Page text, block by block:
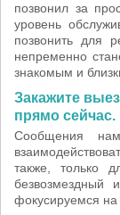
позвонил за
уровень
позвонить для
непременно
знакомым и
Закажите
прямо сейчас.
Сообщения
также, только
безвозмездный
фокусируемся